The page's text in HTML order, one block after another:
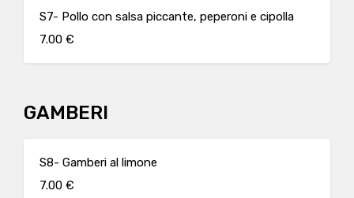
S7- Pollo con salsa piccante, peperoni e cipolla
7.00 €
GAMBERI
S8- Gamberi al limone
7.00 €